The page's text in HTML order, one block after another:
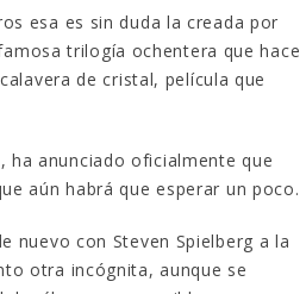
esa es sin duda la creada por
trilogía ochentera que hace
de cristal, película que
ha anunciado oficialmente que
aún habrá que esperar un poco.
nuevo con Steven Spielberg a la
otra incógnita, aunque se
recordamos cosas que se
pusieron de moda en los 90 que ya
desaparecieron
2 diciembre, 2022